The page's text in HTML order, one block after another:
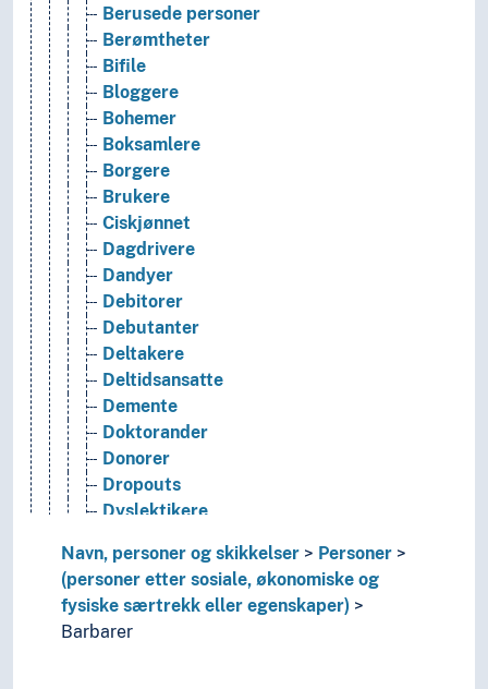
Berusede personer
Berømtheter
Bifile
Bloggere
Bohemer
Boksamlere
Borgere
Brukere
Ciskjønnet
Dagdrivere
Dandyer
Debitorer
Debutanter
Deltakere
Deltidsansatte
Demente
Doktorander
Donorer
Dropouts
Dyslektikere
Eidetikere
Eksperter
Ektefeller
Elever
Navn, personer og skikkelser
Personer
(personer etter sosiale, økonomiske og
fysiske særtrekk eller egenskaper)
Barbarer